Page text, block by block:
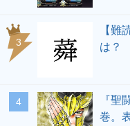
3
【難
は？
4
『聖
巻。